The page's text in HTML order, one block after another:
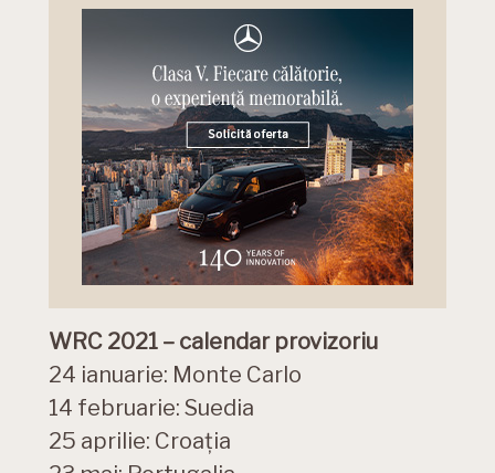
WRC 2021 – calendar provizoriu
24 ianuarie: Monte Carlo
14 februarie: Suedia
25 aprilie: Croaţia